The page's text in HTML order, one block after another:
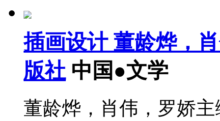
插画设计 董龄烨，
版社 中国●文学
董龄烨，肖伟，罗娇